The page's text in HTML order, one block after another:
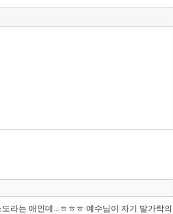
라는 애인데...ㅎㅎㅎ 예수님이 자기 발가락의